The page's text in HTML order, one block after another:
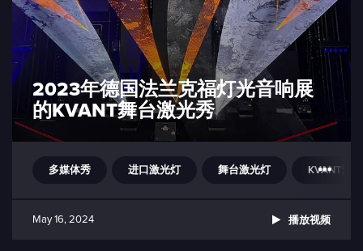
2023年德国法兰克福灯光音响展
的KVANT舞台激光秀
多媒体秀 进口激光灯 舞台激光灯
May 16, 2024 播放视频